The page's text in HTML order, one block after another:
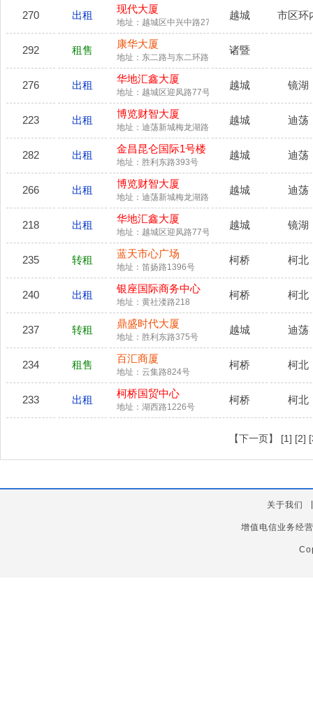
270 出租
现代大厦
地址：越城区中兴中路276号
越城 市区环
292 租售
康华大厦
地址：东二路与东二环路交叉口鸿迪大厦附近
诸暨
276 出租
华地汇鑫大厦
地址：越城区迎凤路77号
越城 镜湖
223 出租
博览财智大厦
地址：迪荡新城梅龙湖路80号
越城 迪荡
282 出租
金昌昆仑国际1号楼
地址：胜利东路393号
越城 迪荡
266 出租
博览财智大厦
地址：迪荡新城梅龙湖路80号
越城 迪荡
218 出租
华地汇鑫大厦
地址：越城区迎凤路77号
越城 镜湖
235 转租
蓝天市心广场
地址：笛扬路1396号
柯桥 柯北
240 出租
银座国际商务中心
地址：黄社溇路218
柯桥 柯北
237 转租
鼎盛时代大厦
地址：胜利东路375号
越城 迪荡
234 租售
百汇商厦
地址：云集路824号
柯桥 柯北
233 出租
柯桥国贸中心
地址：湖西路1226号
柯桥 柯北
【下一页】 [1] [2]
关于我们
增值电信业务经